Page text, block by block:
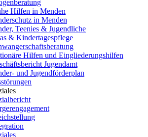
Hilfen in Menden
in Menden
Teenies & Jugendliche
& Kindertagespflege
Hilfen und Eingliederungshilfen
Jugendamt
und Jugendförderplan